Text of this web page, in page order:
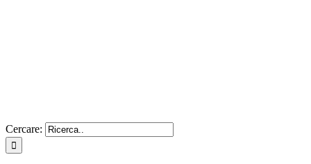
Cercare: